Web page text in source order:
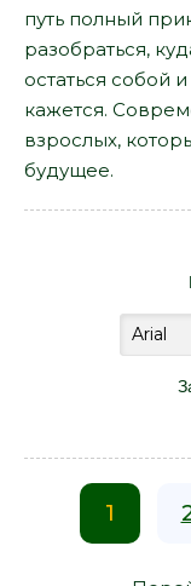
путь полный
разобраться,
остаться собой
кажется.
взрослых,
будущее.
1